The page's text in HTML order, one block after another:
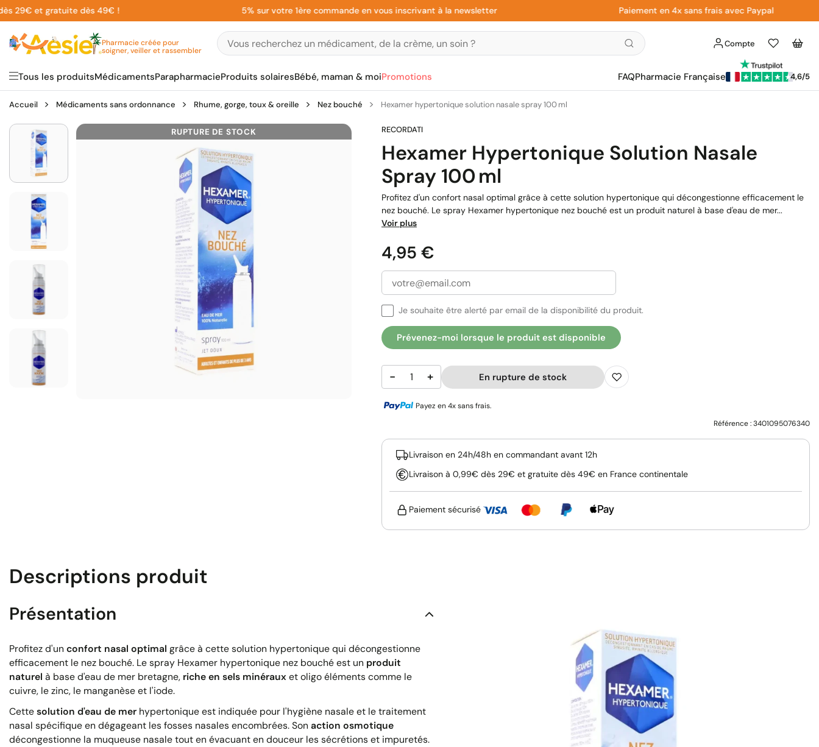
Aller
au
contenu
et gratuite dès 49€ ! 5% sur votre 1ère commande en vous inscrivant à la newsletter Paiement en 4x sans frais avec Paypal
Pharmacie créée pour
soigner, veiller et rassembler
Compte
Liste
d'envies
Panier
Tous les produitsMédicamentsParapharmacieProduits solairesBébé, maman & moiPromotions FAQPharmacie Française 4,6/5
Accueil Médicaments sans ordonnance Rhume, gorge, toux & oreille Nez bouché Hexamer hypertonique solution nasale spray 100 ml
RUPTURE DE STOCK
Hexamer Hypertonique Solution Nasale
Spray 100 Ml
Profitez d'un confort nasal optimal grâce à cette solution hypertonique qui décongestionne efficacement le
nez bouché. Le spray Hexamer hypertonique nez bouché est un produit naturel à base d'eau de mer...
Voir plus
Prix
4,95 €
Je souhaite être alerté par email de la disponibilité du produit.
Prévenez-moi lorsque le produit est disponible
− + En rupture de stock
Payez en 4x sans frais.
Référence :3401095076340
Livraison en 24h/48h en commandant avant 12h
Livraison à 0,99€ dès 29€ et gratuite dès 49€ en France continentale
Paiement sécurisé
Descriptions produit
Présentation
Profitez d'un confort nasal optimal grâce à cette solution hypertonique qui décongestionne
efficacement le nez bouché. Le spray Hexamer hypertonique nez bouché est un produit
naturel à base d'eau de mer bretagne, riche en sels minéraux et oligo éléments comme le
cuivre, le zinc, le manganèse et l'iode.
Cettesolution d'eau de mer hypertonique est indiquée pour l'hygiène nasale et le traitement
nasal spécifique en dégageant les fosses nasales encombrées. Son action osmotique
décongestionne la muqueuse nasale tout en évacuant en douceur les sécrétions et impuretés.